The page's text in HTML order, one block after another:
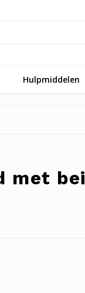
Hulpmiddelen
met